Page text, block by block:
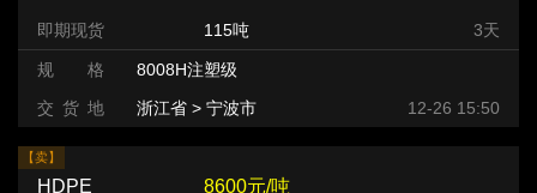
即期现货 115吨 3天
规 格
8008H注塑级
交 货 地
浙江省 > 宁波市 12-26 15:50
【卖】
HDPE 8600元/吨